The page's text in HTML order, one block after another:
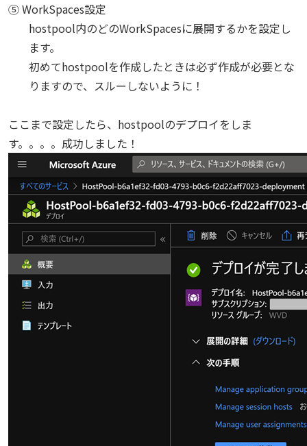
⑤ WorkSpaces設定
hostpool内のどのWorkSpacesに展開するかを設定し
ます。
初めてhostpoolを作成したときは必ず作成が必要とな
りますので、スルーしないように！
ここまで設定したら、hostpoolのデプロイをしま
す。。。。成功しました！